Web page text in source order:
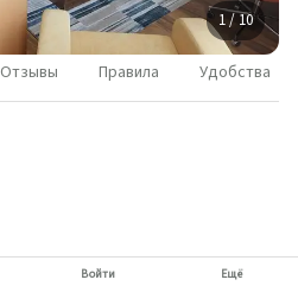
1 / 10
Отзывы Правила Удобства
Войти Ещё